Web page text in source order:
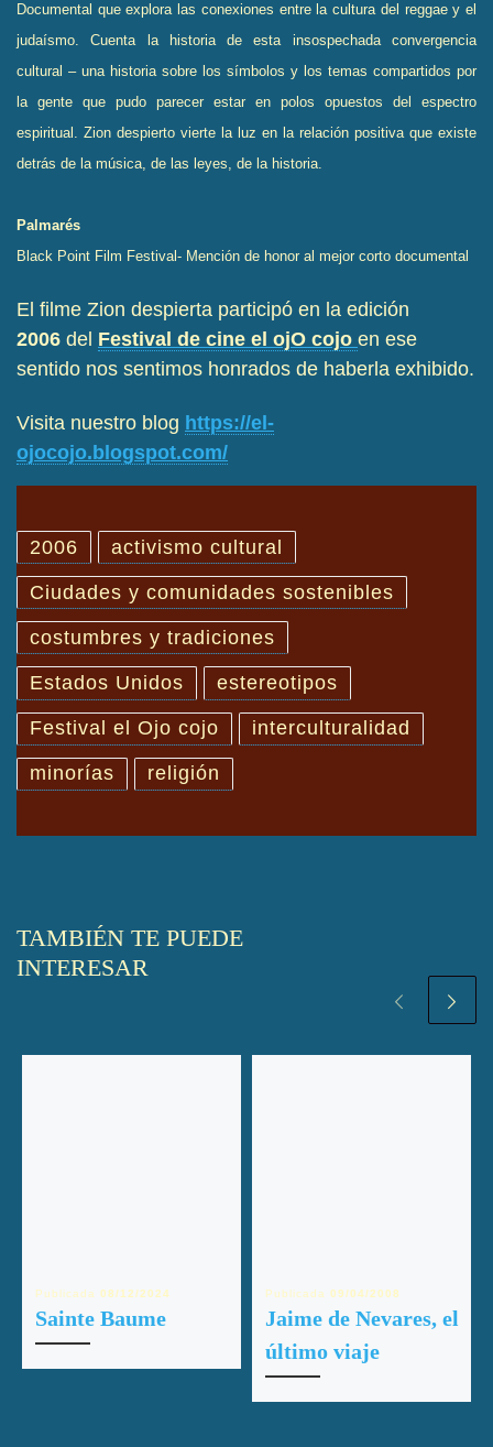
Documental que explora las conexiones entre la cultura del reggae y el
judaísmo. Cuenta la historia de esta insospechada convergencia
cultural – una historia sobre los símbolos y los temas compartidos por
la gente que pudo parecer estar en polos opuestos del espectro
espiritual. Zion despierto vierte la luz en la relación positiva que existe
detrás de la música, de las leyes, de la historia.
Palmarés
Black Point Film Festival- Mención de honor al mejor corto documental
El filme Zion despierta participó en la edición
2006 del Festival de cine el ojO cojo en ese
sentido nos sentimos honrados de haberla exhibido.
Visita nuestro blog https://el-
ojocojo.blogspot.com/
2006 activismo cultural
Ciudades y comunidades sostenibles
costumbres y tradiciones
Estados Unidos estereotipos
Festival el Ojo cojo interculturalidad
minorías religión
TAMBIÉN TE PUEDE
INTERESAR
Publicada 08/12/2024
Sainte Baume
Publicada 09/04/2008
Jaime de Nevares, el
último viaje